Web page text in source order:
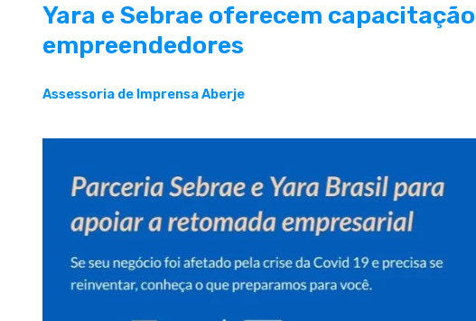
Yara e Sebrae oferecem
empreendedores
Assessoria de Imprensa Aberje